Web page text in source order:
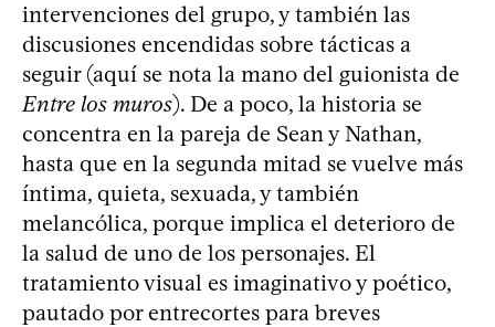
intervenciones del grupo, y también las
discusiones encendidas sobre tácticas a
seguir (aquí se nota la mano del guionista de
Entre los muros). De a poco, la historia se
concentra en la pareja de Sean y Nathan,
hasta que en la segunda mitad se vuelve más
íntima, quieta, sexuada, y también
melancólica, porque implica el deterioro de
la salud de uno de los personajes. El
tratamiento visual es imaginativo y poético,
pautado por entrecortes para breves